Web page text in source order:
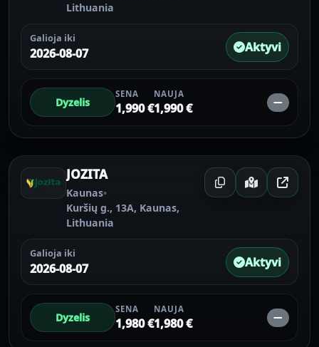
Lithuania
Galioja iki
2026-08-07 Aktyvi
Dyzelis
SENA
1,990 €
NAUJA
1,990 € —
JOZITA
Kaunas•
Kuršių g., 13A, Kaunas,
Lithuania
Galioja iki
2026-08-07 Aktyvi
Dyzelis
SENA
1,980 €
NAUJA
1,980 € —